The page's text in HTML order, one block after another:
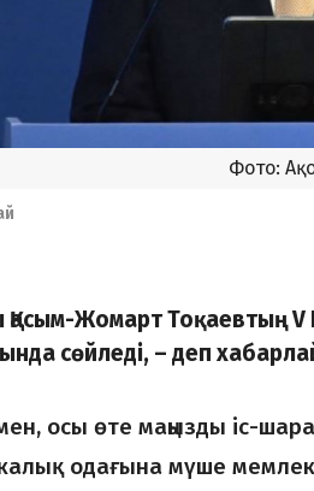
Фото:
Жомарт Тоқаевтың
сөйледі, – деп
осы өте маңызды іс-
одағына мүше